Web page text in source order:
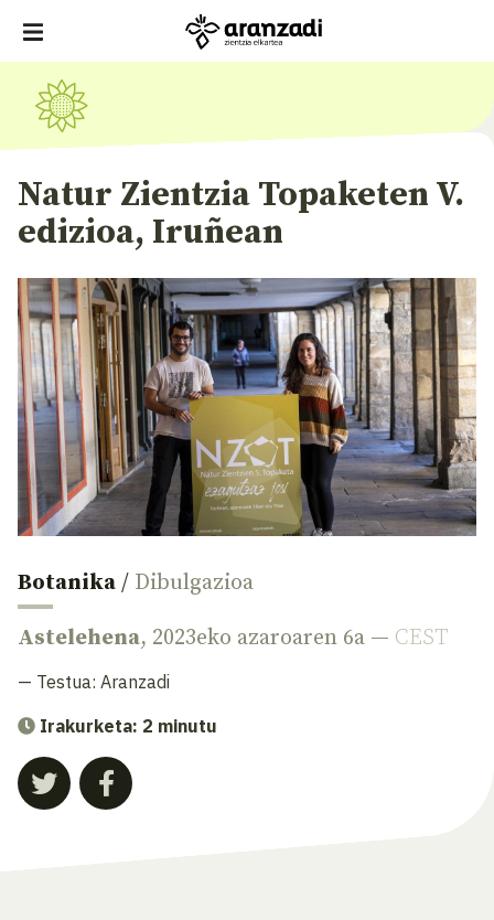
Natur Zientzia Topaketen V.
edizioa, Iruñean
Botanika / Dibulgazioa
Astelehena, 2023eko azaroaren 6a — CEST
— Testua: Aranzadi
Irakurketa: 2 minutu